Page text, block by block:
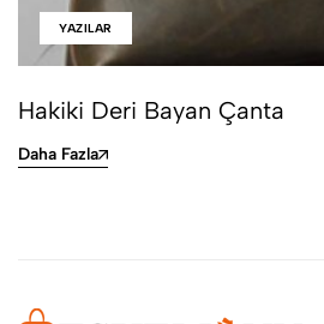
YAZILAR
Hakiki Deri Bayan Çanta
Daha Fazla